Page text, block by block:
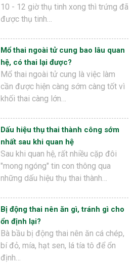
10 - 12 giờ thụ tinh xong thì trứng đã
được thụ tinh…
Mổ thai ngoài tử cung bao lâu quan
hệ, có thai lại được?
Mổ thai ngoài tử cung là việc làm
cần được hiện càng sớm càng tốt vì
khối thai càng lớn…
Dấu hiệu thụ thai thành công sớm
nhất sau khi quan hệ
Sau khi quan hệ, rất nhiều cặp đôi
"mong ngóng" tin con thông qua
những dấu hiệu thụ thai thành…
Bị động thai nên ăn gì, tránh gì cho
ổn định lại?
Bà bầu bị động thai nên ăn cá chép,
bí đỏ, mía, hạt sen, lá tía tô để ổn
định…